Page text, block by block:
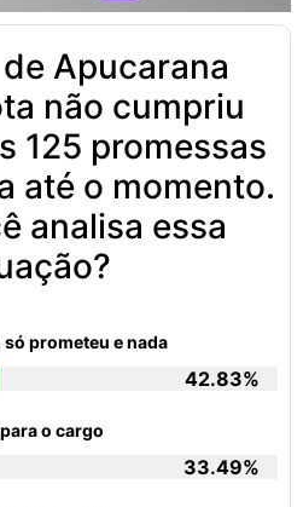
Apucarana
não cumpriu
125 promessas
até o momento.
analisa essa
prometeu e nada
42.83%
o cargo
33.49%